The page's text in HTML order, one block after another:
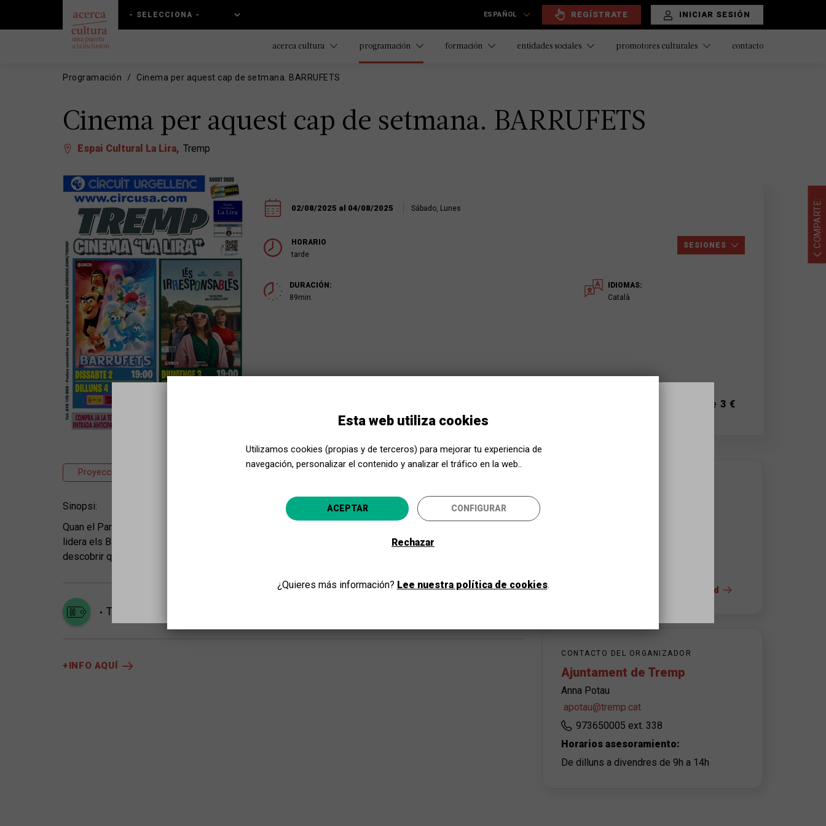
contenido
main
ESPAÑOL REGÍSTRATE INICIAR SESIÓN
acerca cultura programación formación entidades sociales promotores culturales contacto
Programación Cinema per aquest cap de setmana. BARRUFETS
Cinema per aquest cap de setmana. BARRUFETS
Espai Cultural La Lira Tremp
02/08/2025 al 04/08/2025 Sábado, Lunes
HORARIO
tarde
SESIONES
DURACIÓN:
89min.
IDIOMAS:
Català
A partir de 3 €
Proyección
Sinopsi:
Quan el Pare Barrufet és segrestat misteriosament pels malvats bruixots Razamel i Gargamel, la Barrufeta
lidera els Barrufets en una missió al món real per rescatar-lo. Amb l’ajuda de nous amics, hauran de
descobrir què defineix el seu destí per salvar l’univers.
Todos los públicos
+INFO AQUÍ
+ info del espacio y la accesibilidad
CONTACTO DEL ORGANIZADOR
Ajuntament de Tremp
Anna Potau
apotau@tremp.cat
973650005 ext. 338
Horarios asesoramiento:
De dilluns a divendres de 9h a 14h
Acerca Cultura, ¡aún más cerca!
Selecciona tu provincia y disfruta de la cultura para todos
COMPARTE:
Esta web utiliza cookies
Utilizamos cookies (propias y de terceros) para mejorar tu experiencia de
navegación, personalizar el contenido y analizar el tráfico en la web..
ACEPTAR CONFIGURAR
Rechazar
¿Quieres más información? Lee nuestra política de cookies.